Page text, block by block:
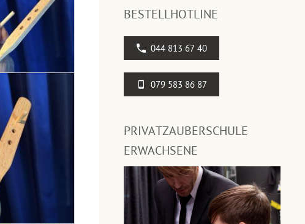
BESTELLHOTLINE
044 813 67 40
079 583 86 87
PRIVATZAUBERSCHULE
ERWACHSENE